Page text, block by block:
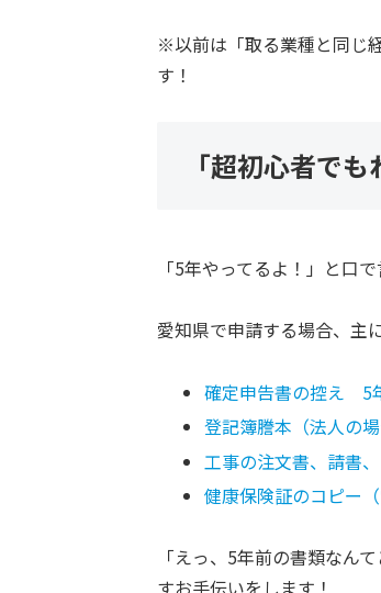
※以前は「取る業種と同じ
す！
「超初心者で
「5年やってるよ！」と口
愛知県で申請する場合、主
確定申告書の控え 5
登記簿謄本（法人の場
工事の注文書、請書
健康保険証のコピー
「えっ、5年前の書類なん